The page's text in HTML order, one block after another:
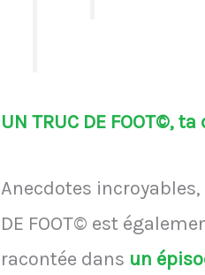
UN TRUC DE FOOT©,
Anecdotes
DE FOOT© est
racontée dans un